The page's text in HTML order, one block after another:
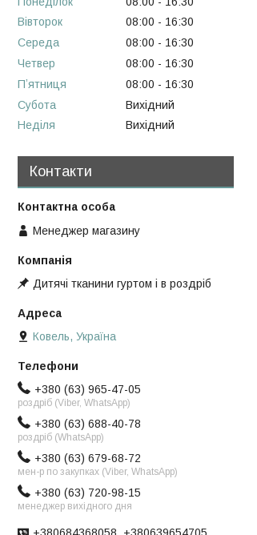
Вівторок
08:00
16:30
Середа
08:00
16:30
Четвер
08:00
16:30
Пʼятниця
08:00
16:30
Субота
Вихідний
Неділя
Вихідний
Контакти
Менеджер магазину
Дитячі тканини гуртом і в роздріб
Ковель, Україна
+380 (63) 965-47-05
роздріб (Viber, WhatsApp)
+380 (63) 688-40-78
роздріб (WhatsApp)
+380 (63) 679-68-72
мен-р по закупках (Viber, WhatsApp)
+380 (63) 720-98-15
менеджер вихідного дня